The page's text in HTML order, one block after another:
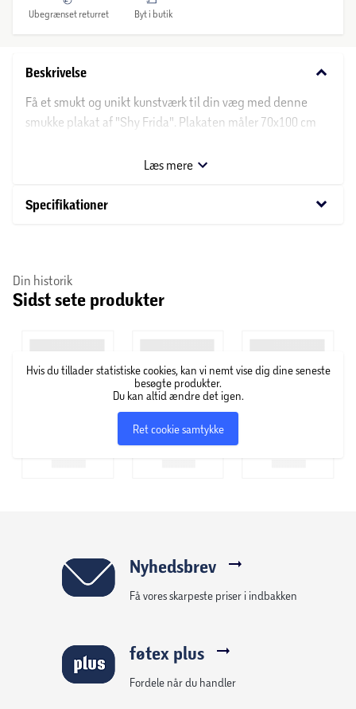
Ubegrænset returret Byt i butik
Beskrivelse keyboard_arrow_down
Få et smukt og unikt kunstværk til din væg med denne
smukke plakat af "Shy Frida". Plakaten måler 70x100 cm
Perfekt til både hjemmet eller kontoret. Køb din egen
personlighed og stil.
Læs mere
Specifikationer keyboard_arrow_down
Din historik
Sidst sete produkter
Hvis du tillader statistiske cookies, kan vi nemt vise dig dine seneste
besøgte produkter.
Du kan altid ændre det igen.
Ret cookie samtykke
Nyhedsbrev
Få vores skarpeste priser i indbakken
føtex plus
Fordele når du handler